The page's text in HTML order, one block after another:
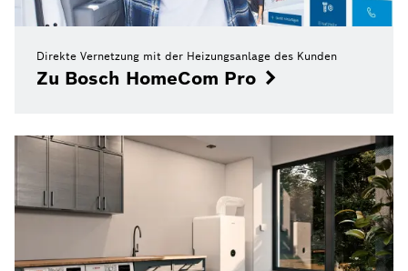
Direkte Vernetzung mit der Heizungsanlage des Kunden
Zu Bosch HomeCom Pro